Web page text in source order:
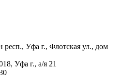
респ., Уфа г., Флотская ул., дом
Уфа г., а/я 21